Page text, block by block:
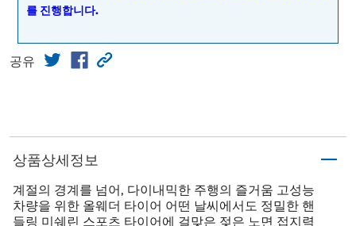
를 진행합니다.
공유
상품상세정보
계절의 경계를 넘어, 다이내믹한 주행의 즐거움 고성능
차량을 위한 올웨더 타이어 어떤 날씨에서도 정밀한 핸
들링 미쉐린 스포츠 타이어에 걸맞은 젖은 노면 접지력